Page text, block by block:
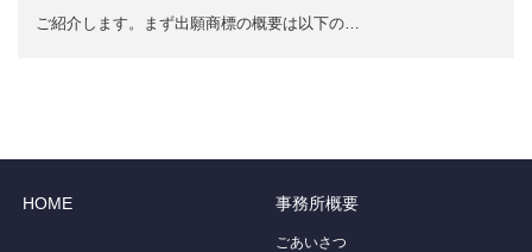
ご紹介します。まず出願商標の概要は以下の…
HOME 事務所概要
ごあいさつ